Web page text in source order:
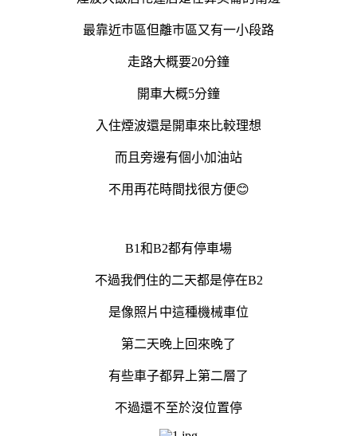
最靠近巿區但離巿區又有一小段路
走路大概要20分鐘
開車大概5分鐘
入住煙波還是開車來比較理想
而且旁邊有個小加油站
不用再花時間找很方便😊
B1和B2都有停車場
不過我們住的二天都是停在B2
是像照片中這種機械車位
第二天晚上回來晚了
有些車子都昇上第二層了
不過還不至於沒位置停